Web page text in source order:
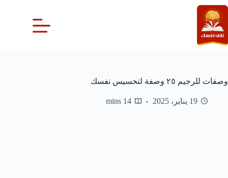
التجاوز
إلى
المحتوى
وصفات للرجيم ٢٥ وصفة لتخسيس نفسك
19 يناير، 2025 14 mins